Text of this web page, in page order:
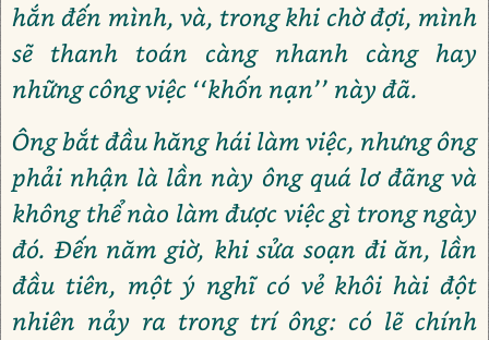
hắn đến mình, và, trong khi chờ đợi, mình
sẽ thanh toán càng nhanh càng hay
những công việc ‘‘khốn nạn’’ này đã.
Ông bắt đầu hăng hái làm việc, nhưng ông
phải nhận là lần này ông quá lơ đãng và
không thể nào làm được việc gì trong ngày
đó. Đến năm giờ, khi sửa soạn đi ăn, lần
đầu tiên, một ý nghĩ có vẻ khôi hài đột
nhiên nảy ra trong trí ông: có lẽ chính